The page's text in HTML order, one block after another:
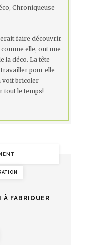
Chroniqueuse
faire découvrir
elle, ont une
la déco. La tête
pour elle
voit bricoler
tout le temps!
À FABRIQUER